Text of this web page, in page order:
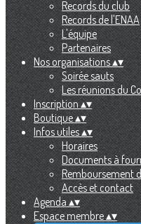
Records du club
Records de l'ENAA
L'équipe
Partenaires
Nos organisations▴▾
Soirée sauts
Les réunions du
Inscription▴▾
Boutique▴▾
Infos utiles▴▾
Horaires
Documents à
Remboursement
Accès et contact
Agenda▴▾
Espace membre▴▾